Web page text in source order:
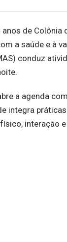
de
a saúde e à
conduz
a agenda
integra
interação